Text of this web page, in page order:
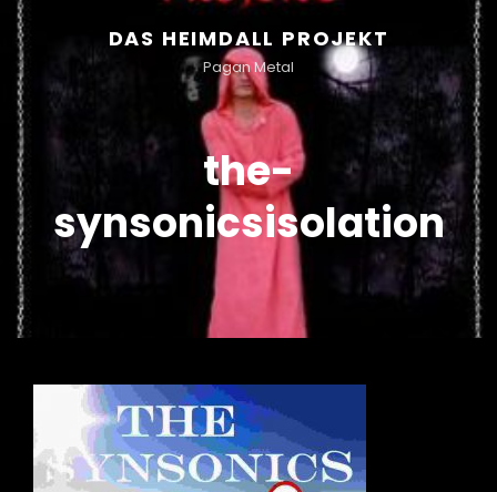
DAS HEIMDALL PROJEKT
Pagan Metal
the-
synsonicsisolation